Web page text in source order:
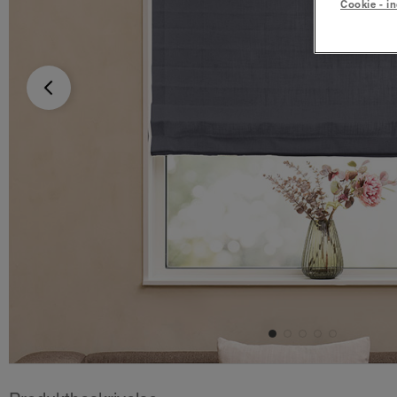
Cookie -